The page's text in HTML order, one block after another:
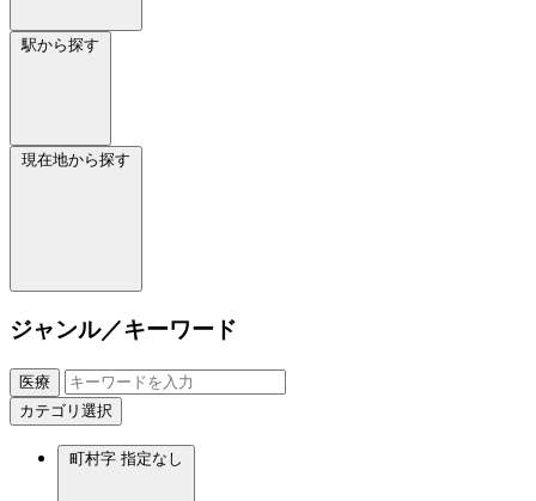
駅から探す
現在地から探す
ジャンル／キーワード
医療
カテゴリ選択
町村字 指定なし